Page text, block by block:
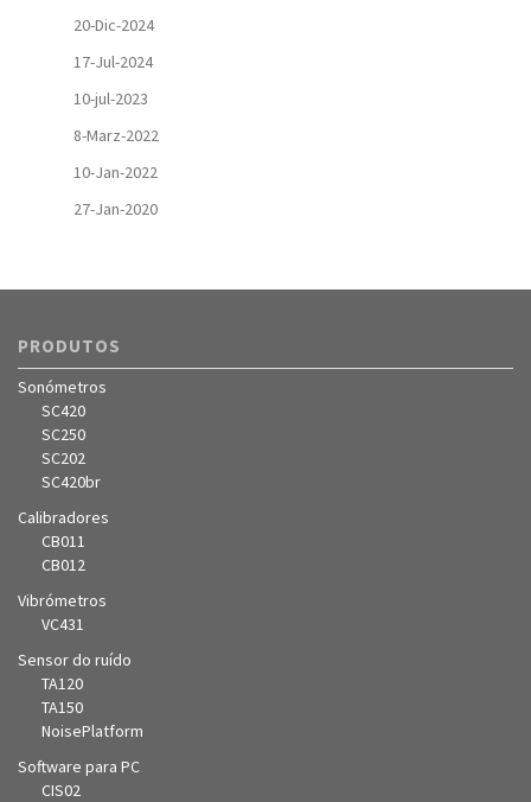
20-Dic-2024
17-Jul-2024
10-jul-2023
8-Marz-2022
10-Jan-2022
27-Jan-2020
PRODUTOS
Sonómetros
SC420
SC250
SC202
SC420br
Calibradores
CB011
CB012
Vibrómetros
VC431
Sensor do ruído
TA120
TA150
NoisePlatform
Software para PC
CIS02